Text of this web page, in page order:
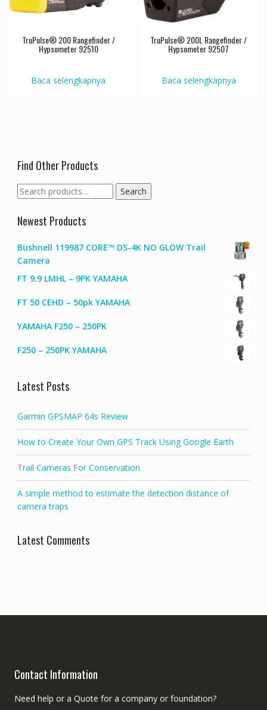
TruPulse® 200 Rangefinder /
Hypsometer 92510
Baca selengkapnya
TruPulse® 200L Rangefinder /
Hypsometer 92507
Baca selengkapnya
Find Other Products
Search
for:
Search
Newest Products
Bushnell 119987 CORE™ DS-4K NO GLOW Trail
Camera
FT 9.9 LMHL – 9PK YAMAHA
FT 50 CEHD – 50pk YAMAHA
YAMAHA F250 – 250PK
F250 – 250PK YAMAHA
Latest Posts
Garmin GPSMAP 64s Review
How to Create Your Own GPS Track Using Google Earth
Trail Cameras For Conservation
A simple method to estimate the detection distance of
camera traps
Latest Comments
Contact Information
Need help or a Quote for a company or foundation?